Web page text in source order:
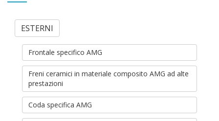
ESTERNI
Frontale specifico AMG
Freni ceramici in materiale composito AMG ad alte
prestazioni
Coda specifica AMG